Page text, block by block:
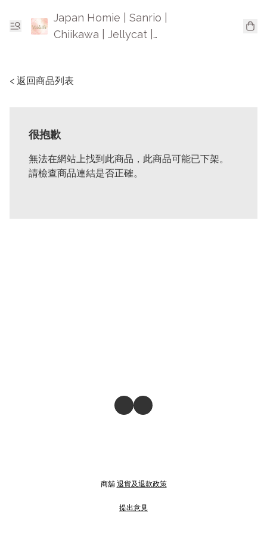
Japan Homie | Sanrio |
Chiikawa | Jellycat |
< 返回商品列表
很抱歉
無法在網站上找到此商品，此商品可能已下架。
請檢查商品連結是否正確。
商舖 退貨及退款政策
提出意見